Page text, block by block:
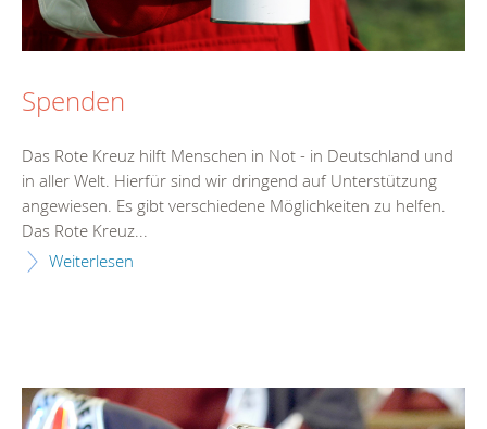
Spenden
Das Rote Kreuz hilft Menschen in Not - in Deutschland und
in aller Welt. Hierfür sind wir dringend auf Unterstützung
angewiesen. Es gibt verschiedene Möglichkeiten zu helfen.
Das Rote Kreuz...
Weiterlesen